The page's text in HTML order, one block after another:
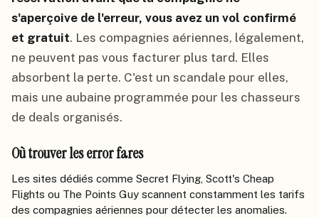
s'aperçoive de l'erreur, vous avez un vol confirmé
et gratuit. Les compagnies aériennes, légalement,
ne peuvent pas vous facturer plus tard. Elles
absorbent la perte. C'est un scandale pour elles,
mais une aubaine programmée pour les chasseurs
de deals organisés.
Où trouver les error fares
Les sites dédiés comme Secret Flying, Scott's Cheap
Flights ou The Points Guy scannent constamment les tarifs
des compagnies aériennes pour détecter les anomalies.